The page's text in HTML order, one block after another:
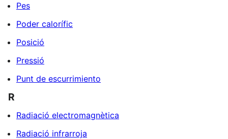
Pes
Poder calorífic
Posició
Pressió
Punt de escurrimiento
R
Radiació electromagnètica
Radiació infrarroja